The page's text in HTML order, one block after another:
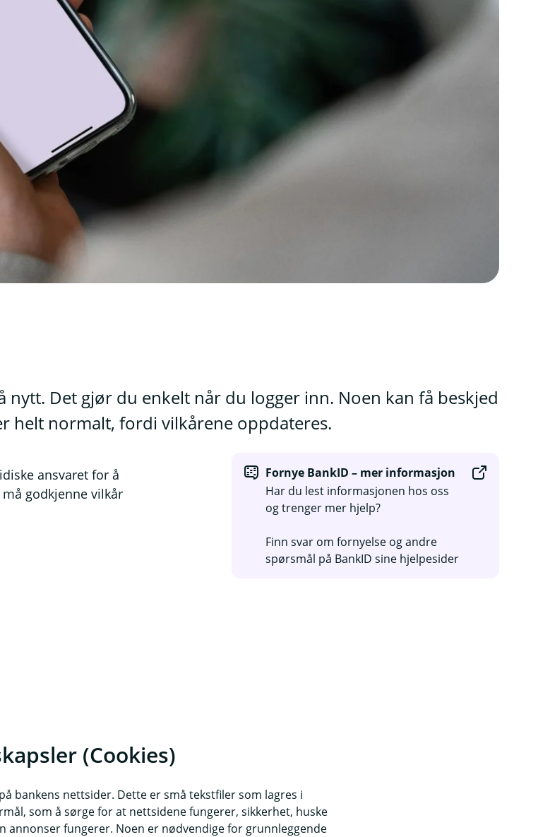
Det gjør du enkelt når du logger inn. Noen kan få beskjed
helt normalt, fordi vilkårene oppdateres.
ansvaret for å
godkjenne vilkår
Fornye BankID – mer informasjon
Har du lest informasjonen hos oss
og trenger mer hjelp?
Finn svar om fornyelse og andre
spørsmål på BankID sine hjelpesider
(Cookies)
bankens nettsider. Dette er små tekstfiler som lagres i
som å sørge for at nettsidene fungerer, sikkerhet, huske
annonser fungerer. Noen er nødvendige for grunnleggende